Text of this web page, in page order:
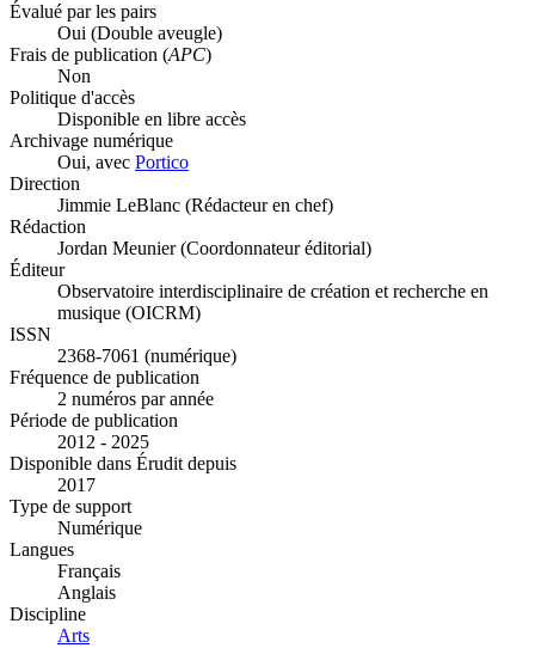
Évalué par les pairs
Oui (Double aveugle)
Frais de publication (APC)
Non
Politique d'accès
Disponible en libre accès
Archivage numérique
Oui, avec Portico
Direction
Jimmie LeBlanc (Rédacteur en chef)
Rédaction
Jordan Meunier (Coordonnateur éditorial)
Éditeur
Observatoire interdisciplinaire de création et recherche en
musique (OICRM)
ISSN
2368-7061 (numérique)
Fréquence de publication
2 numéros par année
Période de publication
2012 - 2025
Disponible dans Érudit depuis
2017
Type de support
Numérique
Langues
Français
Anglais
Discipline
Arts